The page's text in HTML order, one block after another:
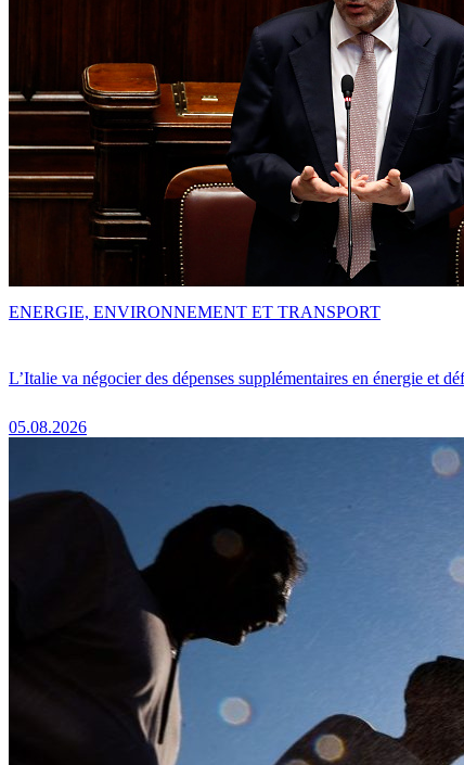
L’Italie va négocier des dépenses supplémentaires en énergie et
05.08.2026
ENERGIE, ENVIRONNEMENT ET TRANSPORT